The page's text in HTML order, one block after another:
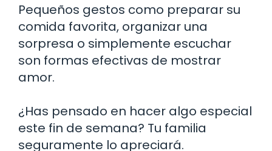
Pequeños gestos como preparar su
comida favorita, organizar una
sorpresa o simplemente escuchar
son formas efectivas de mostrar
amor.
¿Has pensado en hacer algo especial
este fin de semana? Tu familia
seguramente lo apreciará.